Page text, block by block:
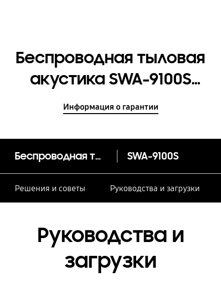
Беспроводная тыловая
акустика SWA-9100S
[SWA-9100S/RU]
Информация о гарантии
Беспроводная тыловая акустика SWA-9100S SWA-9100S
Решения и советы Руководства и загрузки
Руководства и
загрузки